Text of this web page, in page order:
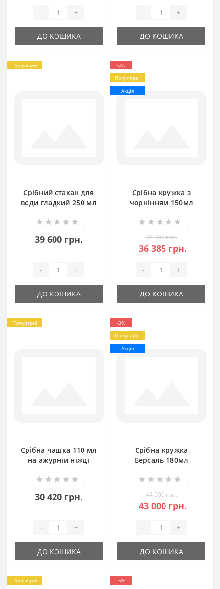
- +
ДО КОШИКА
- +
ДО КОШИКА
Популярні
Срібний стакан для
води гладкий 250 мл
39 600 грн.
- +
ДО КОШИКА
-5%
Популярні
Акція
Срібна кружка з
чорнінням 150мл
38 300 грн.
36 385 грн.
- +
ДО КОШИКА
Популярні
Срібна чашка 110 мл
на ажурній ніжці
30 420 грн.
- +
ДО КОШИКА
-3%
Популярні
Акція
Срібна кружка
Версаль 180мл
44 500 грн.
43 000 грн.
- +
ДО КОШИКА
Популярні
-5%